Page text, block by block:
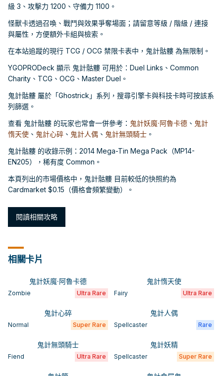
級 3、攻擊力 1200、守備力 1100。
怪獸卡透過召喚、戰鬥與效果爭奪場面；請留意等級 / 階級 / 連接
與屬性，方便額外卡組與檢索。
在本站追蹤的現行 TCG / OCG 禁限卡表中，鬼計骷髏 為無限制。
YGOPRODeck 顯示 鬼計骷髏 可用於：Duel Links、Common
Charity、TCG、OCG、Master Duel。
鬼計骷髏 屬於「Ghostrick」系列，搜尋引擎卡與科技卡時可按該系
列篩選。
查看 鬼計骷髏 的玩家也常會一併參考： 鬼計妖魔·阿魯卡德 、 鬼計
惰天使 、 鬼計心碎 、 鬼計人偶 、 鬼計無頭騎士 。
鬼計骷髏 的收錄示例：2014 Mega-Tin Mega Pack（MP14-
EN205），稀有度 Common。
本頁列出的市場價格中，鬼計骷髏 目前較低的快照約為
Cardmarket $0.15（價格會頻繁變動）。
閱讀相關攻略
相關卡片
鬼計妖魔·阿魯卡德
Zombie Ultra Rare
鬼計惰天使
Fairy Ultra Rare
鬼計心碎
Normal Super Rare
鬼計人偶
Spellcaster Rare
鬼計無頭騎士
Fiend Ultra Rare
鬼計妖精
Spellcaster Super Rare